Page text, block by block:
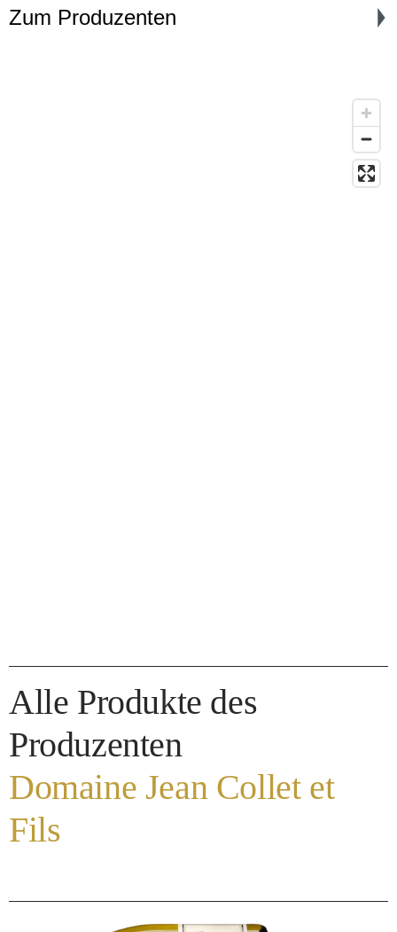
Zum Produzenten
Alle Produkte des
Produzenten
Domaine Jean Collet et
Fils